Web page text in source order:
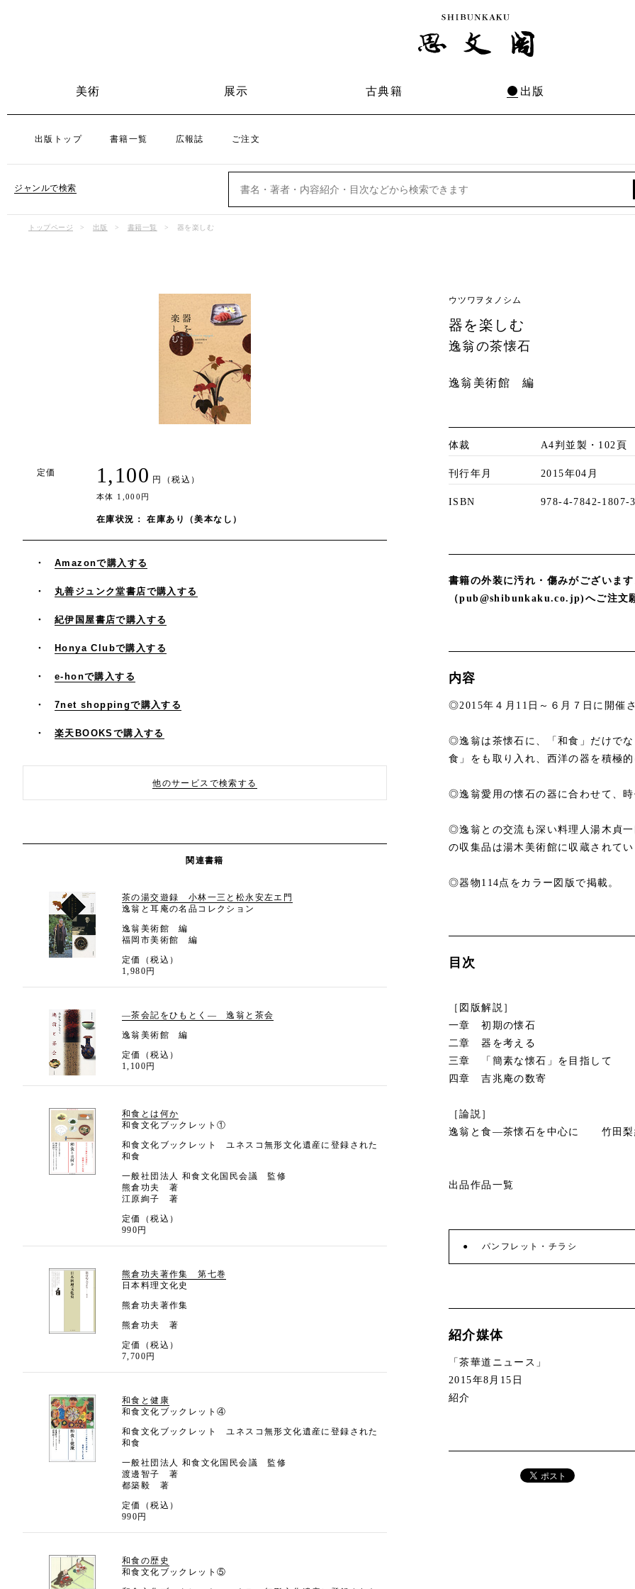
美術 展示 古典籍 出版
出版トップ 書籍一覧 広報誌 ご注文
ジャンルで検索
トップページ 出版 書籍一覧 器を楽しむ
定価 1,100 円（税込）
本体 1,000円
在庫状況： 在庫あり（美本なし）
Amazonで購入する
丸善ジュンク堂書店で購入する
紀伊国屋書店で購入する
Honya Clubで購入する
e-honで購入する
7net shoppingで購入する
楽天BOOKSで購入する
他のサービスで検索する
関連書籍
茶の湯交遊録 小林一三と松永安左エ門
逸翁と耳庵の名品コレクション
逸翁美術館 編
福岡市美術館 編
定価（税込）
1,980円
―茶会記をひもとく― 逸翁と茶会
逸翁美術館 編
定価（税込）
1,100円
和食とは何か
和食文化ブックレット①
和食文化ブックレット ユネスコ無形文化遺産に登録された
和食
一般社団法人 和食文化国民会議 監修
熊倉功夫 著
江原絢子 著
定価（税込）
990円
熊倉功夫著作集 第七巻
日本料理文化史
熊倉功夫著作集
熊倉功夫 著
定価（税込）
7,700円
和食と健康
和食文化ブックレット④
和食文化ブックレット ユネスコ無形文化遺産に登録された
和食
一般社団法人 和食文化国民会議 監修
渡邊智子 著
都築毅 著
定価（税込）
990円
和食の歴史
和食文化ブックレット⑤
ウツワヲタノシム
器を楽しむ
逸翁の茶懐石
逸翁美術館 編
体裁 A4判並製・102頁
刊行年月 2015年04月
ISBN 978-4-7842-1807-3
書籍の外装に汚れ・傷みがございま
（pub@shibunkaku.co.jp)へご注文
内容
◎2015年４月11日～６月７日に開催
◎逸翁は茶懐石に、「和食」だけで
食」をも取り入れ、西洋の器を積極
◎逸翁愛用の懐石の器に合わせて、
◎逸翁との交流も深い料理人湯木貞
の収集品は湯木美術館に収蔵されてい
◎器物114点をカラー図版で掲載。
目次
［図版解説］
一章 初期の懐石
二章 器を考える
三章 「簡素な懐石」を目指して
四章 吉兆庵の数寄
［論説］
逸翁と食―茶懐石を中心に 竹田梨
出品作品一覧
パンフレット・チラシ
紹介媒体
「茶華道ニュース」
2015年8月15日
紹介